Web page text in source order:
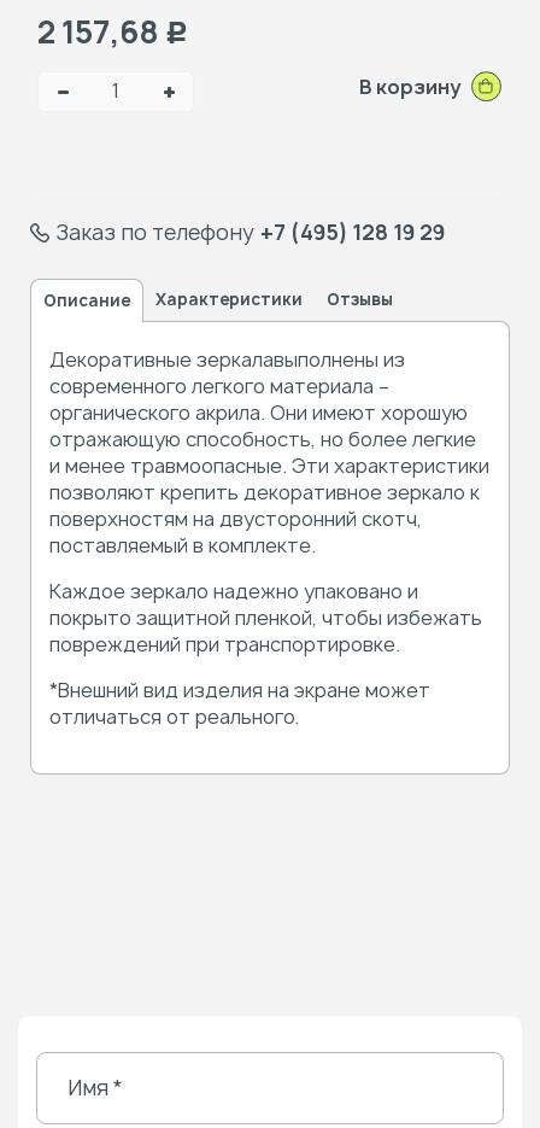
2 157,68 Р
В корзину
Заказ по телефону +7 (495) 128 19 29
Описание Характеристики Отзывы
Декоративные зеркалавыполнены из
современного легкого материала –
органического акрила. Они имеют хорошую
отражающую способность, но более легкие
и менее травмоопасные. Эти характеристики
позволяют крепить декоративное зеркало к
поверхностям на двусторонний скотч,
поставляемый в комплекте.
Каждое зеркало надежно упаковано и
покрыто защитной пленкой, чтобы избежать
повреждений при транспортировке.
*Внешний вид изделия на экране может
отличаться от реального.